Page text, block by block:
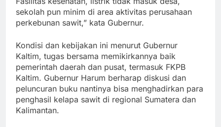
sekolah pun minim di area aktivitas perusahaan
perkebunan sawit,” kata Gubernur.
Kondisi dan kebijakan ini menurut Gubernur
Kaltim, tugas bersama memikirkannya baik
pemerintah daerah dan pusat, termasuk FKPB
Kaltim. Gubernur Harum berharap diskusi dan
peluncuran buku nantinya bisa menghadirkan para
penghasil kelapa sawit di regional Sumatera dan
Kalimantan.